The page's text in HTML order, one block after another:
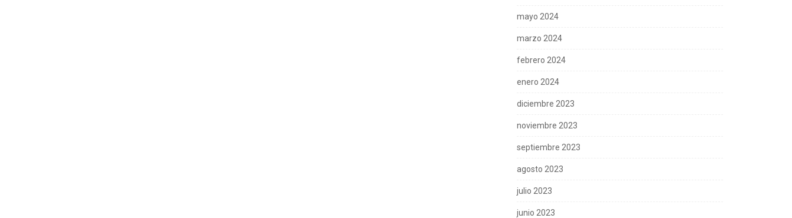
mayo 2024
marzo 2024
febrero 2024
enero 2024
diciembre 2023
noviembre 2023
septiembre 2023
agosto 2023
julio 2023
junio 2023